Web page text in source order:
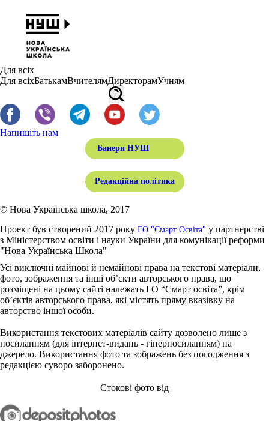
Для всіх
Для всіхБатькамВчителямДиректорамУчням
Напишіть нам
Банери НУШ
Редакційна політика
© Нова Українська школа, 2017
Проект був створений 2017 року ГО "Смарт Освіта" у партнерстві
з Міністерством освіти і науки України для комунікації реформи
"Нова Українська Школа"
Усі виключні майнові й немайнові права на текстові матеріали,
фото, зображення та інші об’єкти авторського права, що
розміщені на цьому сайті належать ГО “Смарт освіта”, крім
об’єктів авторського права, які містять пряму вказівку на
авторство іншої особи.
Використання текстових матеріалів сайту дозволено лише з
посиланням (для інтернет-видань - гіперпосиланням) на
джерело. Використання фото та зображень без погодження з
редакцією суворо заборонено.
Стокові фото від